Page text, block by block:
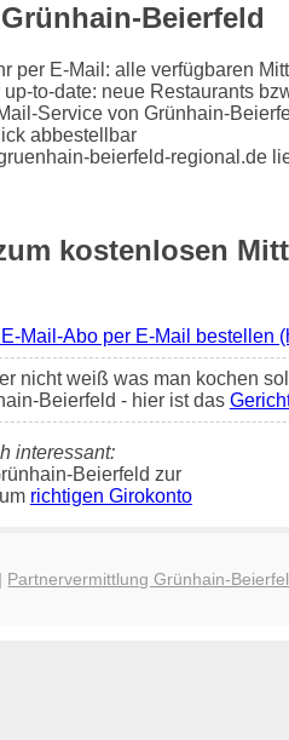
Beierfeld
per E-Mail: alle verfügbaren
to-date: neue Restaurants
Service von Grünhain-
abbestellbar
beierfeld-regional.de
kostenlosen
Mail-Abo per E-Mail bestellen
nicht weiß was man kochen
Beierfeld - hier ist das
interessant:
Beierfeld zur
richtigen Girokonto
| Partnervermittlung Grünhain-